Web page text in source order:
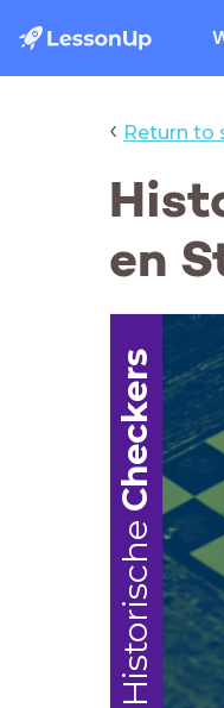
‹ Return to
en
Historische
Checkers